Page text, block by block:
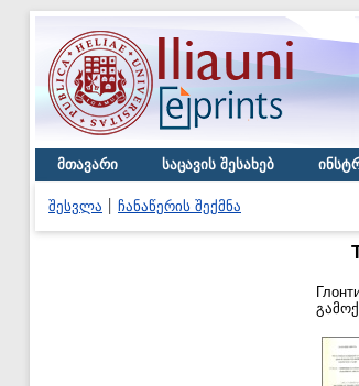
მთავარი საცავის შესახებ
შესვლა ჩანაწერის შექმნა